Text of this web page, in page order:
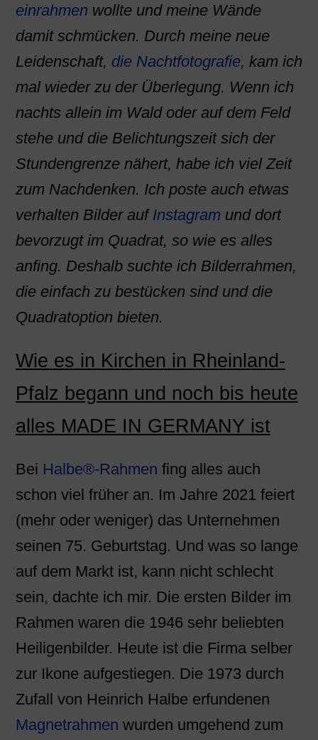
einrahmen wollte und meine Wände
damit schmücken. Durch meine neue
Leidenschaft, die Nachtfotografie, kam ich
mal wieder zu der Überlegung. Wenn ich
nachts allein im Wald oder auf dem Feld
stehe und die Belichtungszeit sich der
Stundengrenze nähert, habe ich viel Zeit
zum Nachdenken. Ich poste auch etwas
verhalten Bilder auf Instagram und dort
bevorzugt im Quadrat, so wie es alles
anfing. Deshalb suchte ich Bilderrahmen,
die einfach zu bestücken sind und die
Quadratoption bieten.
Wie es in Kirchen in Rheinland-
Pfalz begann und noch bis heute
alles MADE IN GERMANY ist
Bei Halbe®-Rahmen fing alles auch
schon viel früher an. Im Jahre 2021 feiert
(mehr oder weniger) das Unternehmen
seinen 75. Geburtstag. Und was so lange
auf dem Markt ist, kann nicht schlecht
sein, dachte ich mir. Die ersten Bilder im
Rahmen waren die 1946 sehr beliebten
Heiligenbilder. Heute ist die Firma selber
zur Ikone aufgestiegen. Die 1973 durch
Zufall von Heinrich Halbe erfundenen
Magnetrahmen wurden umgehend zum